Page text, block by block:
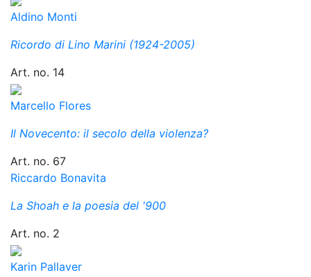
Aldino Monti
Ricordo di Lino Marini (1924-2005)
Art. no. 14
Marcello Flores
Il Novecento: il secolo della violenza?
Art. no. 67
Riccardo Bonavita
La Shoah e la poesia del '900
Art. no. 2
Karin Pallaver